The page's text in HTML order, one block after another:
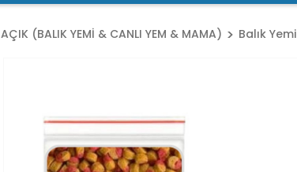
AÇIK (BALIK YEMİ & CANLI YEM & MAMA) Balık Yemi